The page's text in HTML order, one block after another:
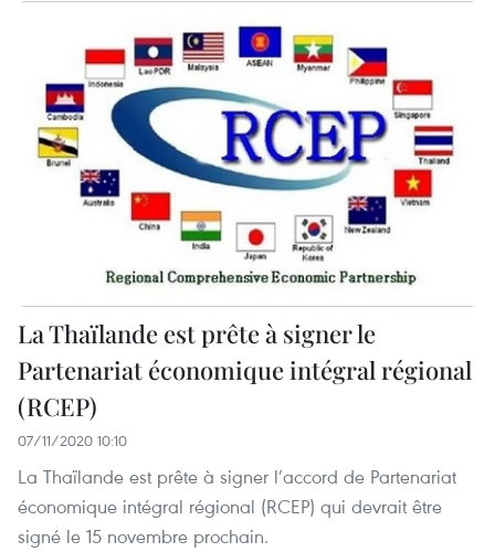
La Thaïlande est prête à signer le
Partenariat économique intégral régional
(RCEP)
07/11/2020 10:10
La Thaïlande est prête à signer l’accord de Partenariat
économique intégral régional (RCEP) qui devrait être
signé le 15 novembre prochain.